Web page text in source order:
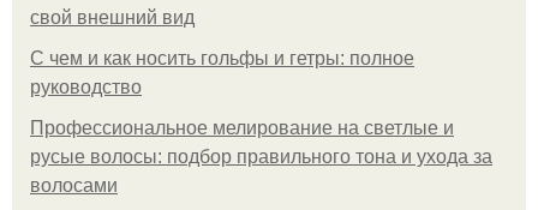
свой внешний вид
С чем и как носить гольфы и гетры: полное
руководство
Профессиональное мелирование на светлые и
русые волосы: подбор правильного тона и ухода за
волосами